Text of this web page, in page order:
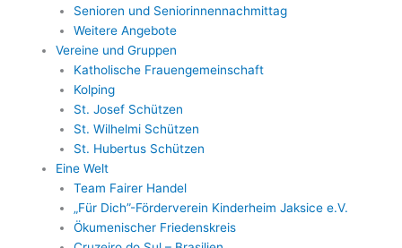
Senioren und Seniorinnennachmittag
Weitere Angebote
Vereine und Gruppen
Katholische Frauengemeinschaft
Kolping
St. Josef Schützen
St. Wilhelmi Schützen
St. Hubertus Schützen
Eine Welt
Team Fairer Handel
„Für Dich”-Förderverein Kinderheim Jaksice e.V.
Ökumenischer Friedenskreis